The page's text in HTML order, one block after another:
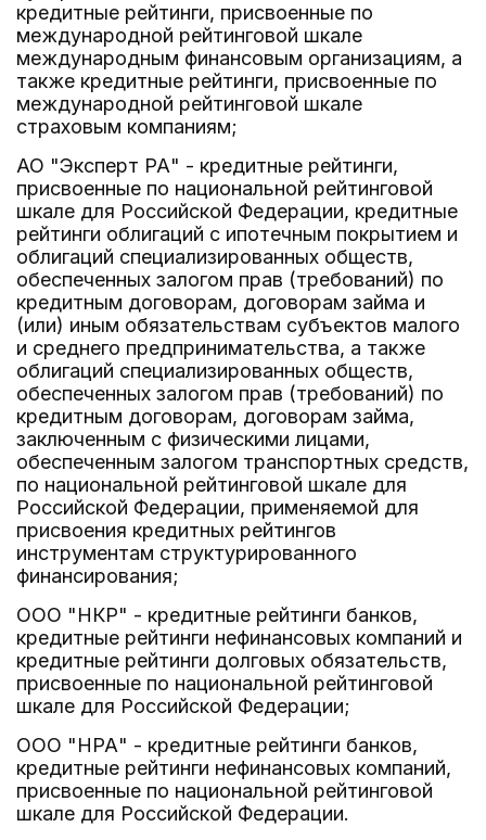
кредитные рейтинги, присвоенные по
международной рейтинговой шкале
международным финансовым организациям, а
также кредитные рейтинги, присвоенные по
международной рейтинговой шкале
страховым компаниям;
АО "Эксперт РА" - кредитные рейтинги,
присвоенные по национальной рейтинговой
шкале для Российской Федерации, кредитные
рейтинги облигаций с ипотечным покрытием и
облигаций специализированных обществ,
обеспеченных залогом прав (требований) по
кредитным договорам, договорам займа и
(или) иным обязательствам субъектов малого
и среднего предпринимательства, а также
облигаций специализированных обществ,
обеспеченных залогом прав (требований) по
кредитным договорам, договорам займа,
заключенным с физическими лицами,
обеспеченным залогом транспортных средств,
по национальной рейтинговой шкале для
Российской Федерации, применяемой для
присвоения кредитных рейтингов
инструментам структурированного
финансирования;
ООО "НКР" - кредитные рейтинги банков,
кредитные рейтинги нефинансовых компаний и
кредитные рейтинги долговых обязательств,
присвоенные по национальной рейтинговой
шкале для Российской Федерации;
ООО "НРА" - кредитные рейтинги банков,
кредитные рейтинги нефинансовых компаний,
присвоенные по национальной рейтинговой
шкале для Российской Федерации.